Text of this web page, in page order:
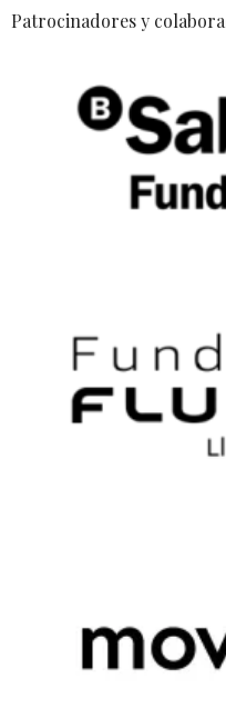
Patrocinadores y